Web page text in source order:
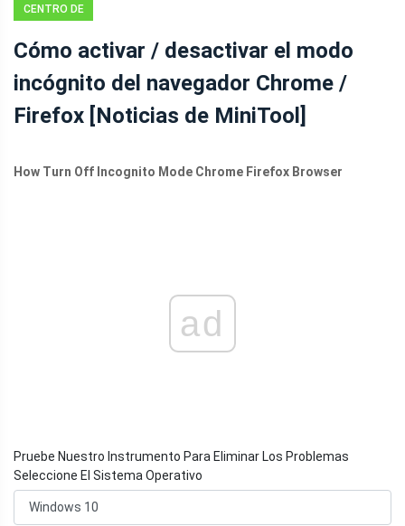
CENTRO DE
MINITOOL
Cómo activar / desactivar el modo
incógnito del navegador Chrome /
Firefox [Noticias de MiniTool]
How Turn Off Incognito Mode Chrome Firefox Browser
ad
Pruebe Nuestro Instrumento Para Eliminar Los Problemas
Seleccione El Sistema Operativo